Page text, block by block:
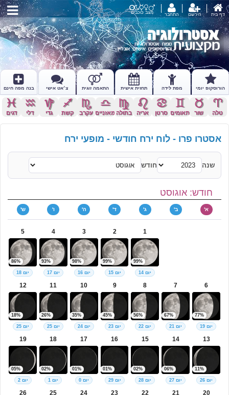
דף בית הירשם התחבר מצב כוכבים
הורוסקופ יומי מפת לידה תחזית אישית התאמה זוגית צ׳אט אישי בנה מפה חינם
a
טלה
s
שור
d
תאומים
f
סרטן
g
אריה
h
בתולה
j
מאזניים
k
עקרב
l
קשת
z
גדי
x
דלי
c
דגים
אסטרו פרו - לוח ירח חודשי - מופעי ירח
שנה חודש
חודש: אוגוסט
א' ב' ג' ד' ה' ו' ש'
1
99%
יום 14
2
99%
יום 15
3
98%
יום 16
4
93%
יום 17
5
86%
יום 18
6
77%
יום 19
7
67%
יום 21
8
56%
יום 22
9
45%
יום 23
10
35%
יום 24
11
26%
יום 25
12
18%
יום 25
13
11%
יום 26
14
06%
יום 27
15
02%
יום 28
16
01%
יום 29
17
01%
יום 0
18
02%
יום 1
19
05%
יום 2
20
21
22
23
24
25
26